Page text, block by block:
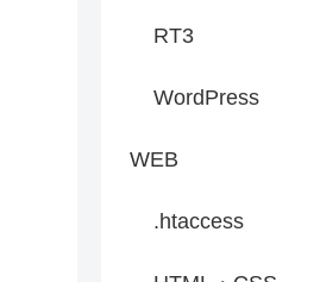
RT3
WordPress
WEB
.htaccess